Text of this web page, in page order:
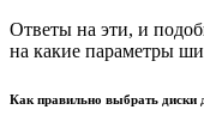
Ответы на эти, и
на какие параметры
Как правильно выбрать диски